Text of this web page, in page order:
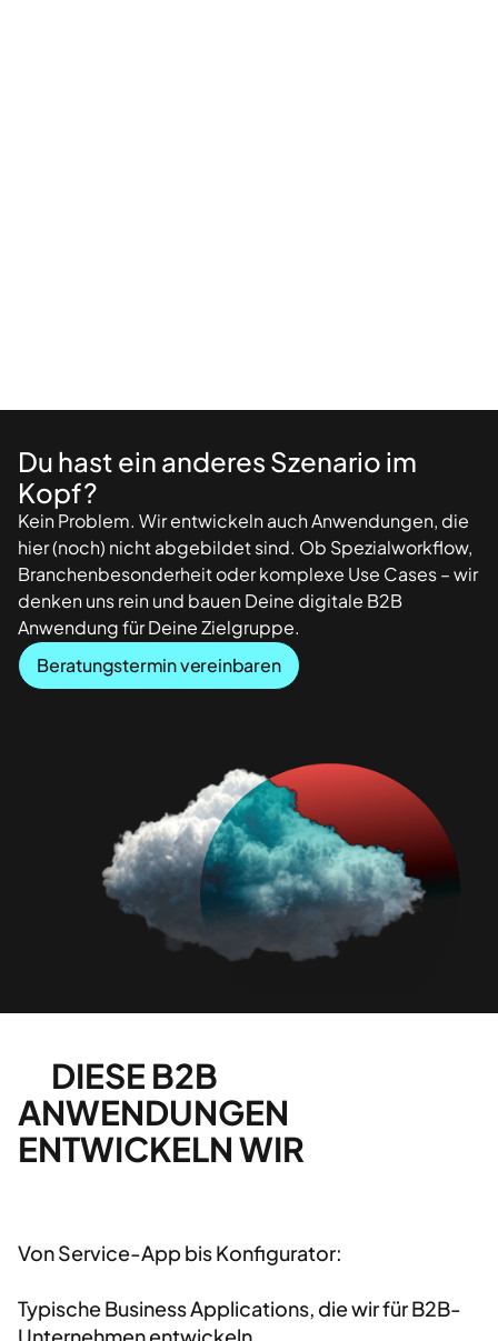
Du hast ein anderes Szenario im
Kopf?
Kein Problem. Wir entwickeln auch Anwendungen, die
hier (noch) nicht abgebildet sind. Ob Spezialworkflow,
Branchenbesonderheit oder komplexe Use Cases – wir
denken uns rein und bauen Deine digitale B2B
Anwendung für Deine Zielgruppe.
Beratungstermin vereinbaren
DIESE B2B
ANWENDUNGEN
ENTWICKELN WIR
Von Service-App bis Konfigurator:
Typische Business Applications, die wir für B2B-